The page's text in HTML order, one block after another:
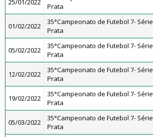
25/01/2022
Prata
01/02/2022
35°Campeonato de Futebol 7- Série
Prata
05/02/2022
35°Campeonato de Futebol 7- Série
Prata
12/02/2022
35°Campeonato de Futebol 7- Série
Prata
19/02/2022
35°Campeonato de Futebol 7- Série
Prata
05/03/2022
35°Campeonato de Futebol 7- Série
Prata